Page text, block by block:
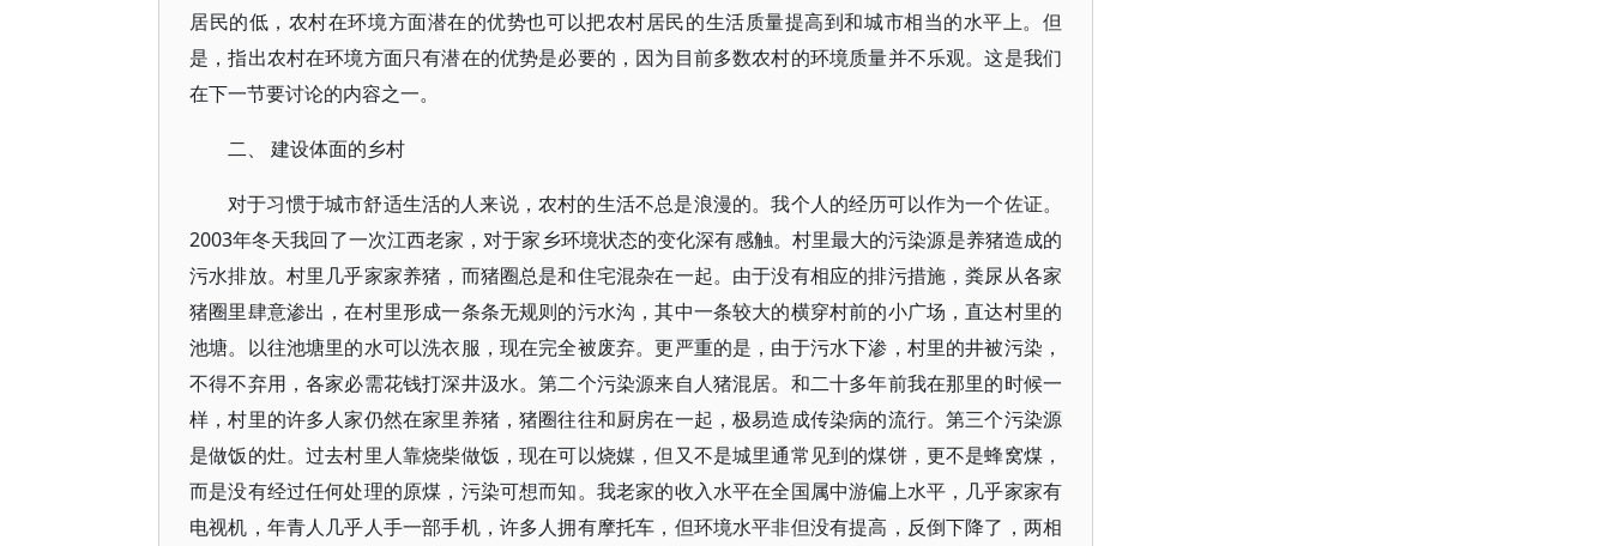
居民的低，农村在环境方面潜在的优势也可以把农村居民的生活质量提高到和城市相当的水平上。但
是，指出农村在环境方面只有潜在的优势是必要的，因为目前多数农村的环境质量并不乐观。这是我们
在下一节要讨论的内容之一。
二、 建设体面的乡村
对于习惯于城市舒适生活的人来说，农村的生活不总是浪漫的。我个人的经历可以作为一个佐证。
2003年冬天我回了一次江西老家，对于家乡环境状态的变化深有感触。村里最大的污染源是养猪造成的
污水排放。村里几乎家家养猪，而猪圈总是和住宅混杂在一起。由于没有相应的排污措施，粪尿从各家
猪圈里肆意渗出，在村里形成一条条无规则的污水沟，其中一条较大的横穿村前的小广场，直达村里的
池塘。以往池塘里的水可以洗衣服，现在完全被废弃。更严重的是，由于污水下渗，村里的井被污染，
不得不弃用，各家必需花钱打深井汲水。第二个污染源来自人猪混居。和二十多年前我在那里的时候一
样，村里的许多人家仍然在家里养猪，猪圈往往和厨房在一起，极易造成传染病的流行。第三个污染源
是做饭的灶。过去村里人靠烧柴做饭，现在可以烧媒，但又不是城里通常见到的煤饼，更不是蜂窝煤，
而是没有经过任何处理的原煤，污染可想而知。我老家的收入水平在全国属中游偏上水平，几乎家家有
电视机，年青人几乎人手一部手机，许多人拥有摩托车，但环境水平非但没有提高，反倒下降了，两相